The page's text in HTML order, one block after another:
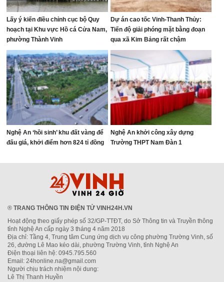
Lấy ý kiến điều chỉnh cục bộ Quy
hoạch tại Khu vực Hồ cá Cửa Nam,
phường Thành Vinh
Dự án cao tốc Vinh-Thanh Thủy:
Tiến độ giải phóng mặt bằng đoạn
qua xã Kim Bảng rất chậm
Nghệ An ‘hồi sinh’ khu đất vàng để
đấu giá, khởi điểm hơn 824 tỉ đồng
Nghệ An khởi công xây dựng
Trường THPT Nam Đàn 1
® TRANG THÔNG TIN ĐIỆN TỬ VINH24H.VN
Hoạt động theo giấy phép số 32/GP-TTĐT, do Sở Thông tin và Truyền thông
tỉnh Nghệ An cấp ngày 3 tháng 4 năm 2018
Địa chỉ: Tầng 4, Trung tâm Cung ứng dịch vụ công phường Trường Vinh, số
26, đường Lê Mao kéo dài, phường Trường Vinh, tỉnh Nghệ An
Điện thoại liên hệ: 0945.795.560
Email: 24honline.na@gmail.com
Người chịu trách nhiệm nội dung:
Lê Thị Thanh Huyền